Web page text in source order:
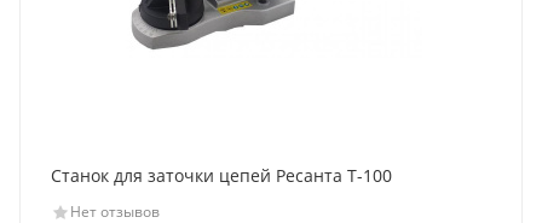
Станок для заточки цепей Ресанта Т-100
Нет отзывов